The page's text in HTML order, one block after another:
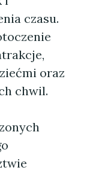
czasu.
oraz
chwil.